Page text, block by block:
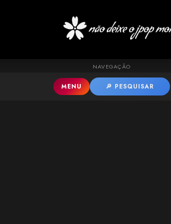
Pular para o conteúdo principal
NAVEGAÇÃO
MENU 🔎 PESQUISAR